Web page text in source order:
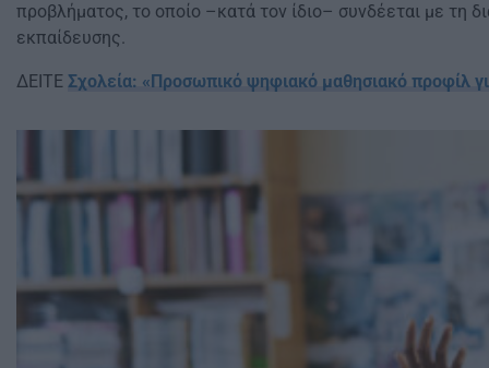
προβλήματος, το οποίο –κατά τον ίδιο– συνδέεται με τη
εκπαίδευσης.
ΔΕΙΤΕ Σχολεία: «Προσωπικό ψηφιακό μαθησιακό προφίλ